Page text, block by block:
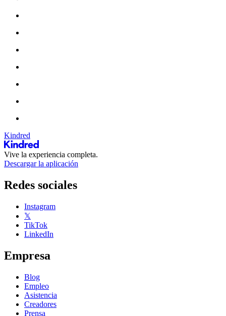
Kindred
Vive la experiencia completa.
Descargar la aplicación
Redes sociales
Instagram
𝕏
TikTok
LinkedIn
Empresa
Blog
Empleo
Asistencia
Creadores
Prensa